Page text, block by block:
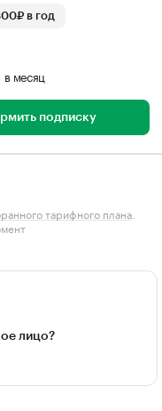
в год
в месяц
подписку
тарифного плана.
лицо?